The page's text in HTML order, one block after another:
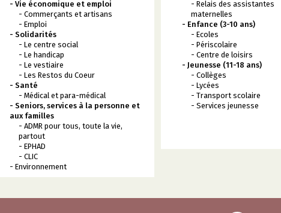
- Vie économique et emploi
- Commerçants et artisans
- Emploi
- Solidarités
- Le centre social
- Le handicap
- Le vestiaire
- Les Restos du Coeur
- Santé
- Médical et para-médical
- Seniors, services à la personne et
aux familles
- ADMR pour tous, toute la vie,
partout
- EPHAD
- CLIC
- Environnement
- Relais des assistantes
maternelles
- Enfance (3-10 ans)
- Ecoles
- Périscolaire
- Centre de loisirs
- Jeunesse (11-18 ans)
- Collèges
- Lycées
- Transport scolaire
- Services jeunesse